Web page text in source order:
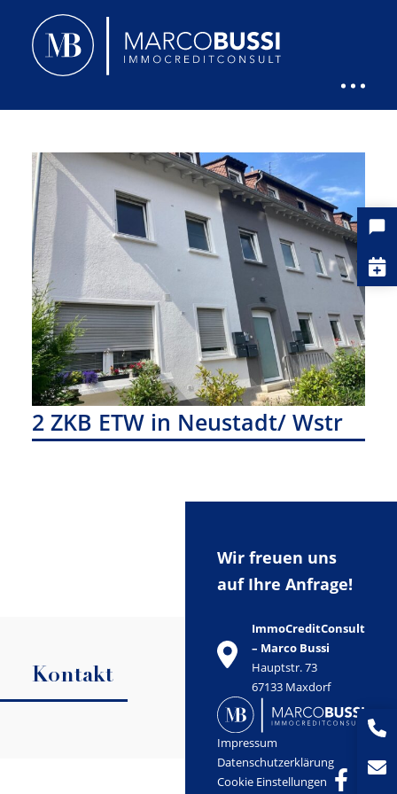
2 ZKB ETW in Neustadt/ Wstr
Kontakt
Wir freuen uns
auf Ihre Anfrage!
ImmoCreditConsult
– Marco Bussi
Hauptstr. 73
67133 Maxdorf
Impressum
Datenschutzerklärung
Cookie Einstellungen